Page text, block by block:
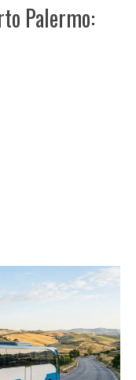
Palermo: